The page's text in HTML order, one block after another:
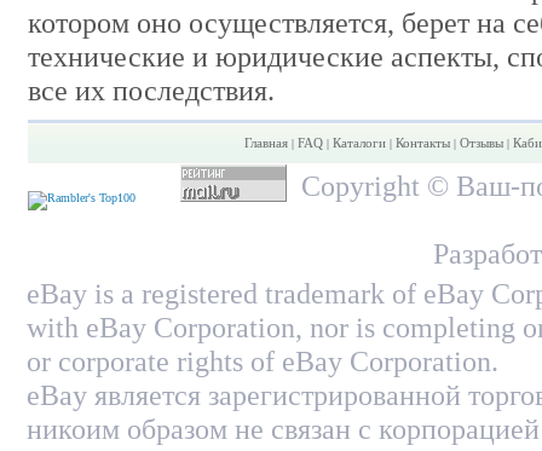
котором оно осуществляется, берет на
технические и юридические аспекты,
все их последствия.
Главная | FAQ | Каталоги | Контакты | Отзывы |
Copyright © Ваш-
eBay is a registered trademark of eBay
with eBay Corporation, nor is completing
or corporate rights of eBay Corporation.
eBay является зарегистрированной
никоим образом не связан с